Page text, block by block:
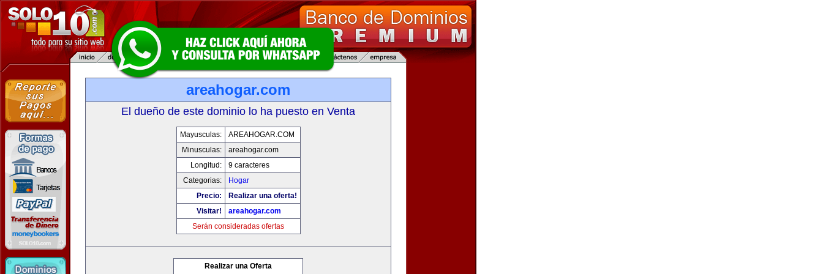
areahogar.com
El dueño de este dominio lo ha puesto en Venta
Mayusculas:
AREAHOGAR.COM
Minusculas:
areahogar.com
Longitud:
9 caracteres
Categorias:
Hogar
Precio:
Realizar una oferta!
Visitar!
areahogar.com
Serán consideradas ofertas
Realizar una Oferta